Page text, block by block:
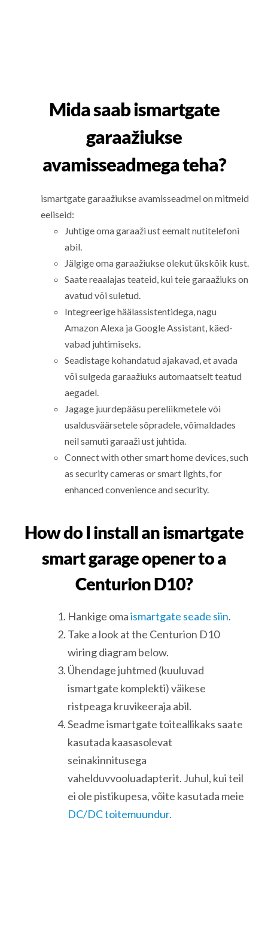
Mida saab ismartgate
garaažiukse
avamisseadmega teha?
ismartgate garaažiukse avamisseadmel on mitmeid
eeliseid:
Juhtige oma garaaži ust eemalt nutitelefoni
abil.
Jälgige oma garaažiukse olekut ükskõik kust.
Saate reaalajas teateid, kui teie garaažiuks on
avatud või suletud.
Integreerige häälassistentidega, nagu
Amazon Alexa ja Google Assistant, käed-
vabad juhtimiseks.
Seadistage kohandatud ajakavad, et avada
või sulgeda garaažiuks automaatselt teatud
aegadel.
Jagage juurdepääsu pereliikmetele või
usaldusväärsetele sõpradele, võimaldades
neil samuti garaaži ust juhtida.
Connect with other smart home devices, such
as security cameras or smart lights, for
enhanced convenience and security.
How do I install an ismartgate
smart garage opener to a
Centurion D10?
Hankige omaismartgate seade siin.
Take a look at the Centurion D10
wiring diagram below.
Ühendage juhtmed (kuuluvad
ismartgate komplekti) väikese
ristpeaga kruvikeeraja abil.
Seadme ismartgate toiteallikaks saate
kasutada kaasasolevat
seinakinnitusega
vahelduvvooluadapterit. Juhul, kui teil
ei ole pistikupesa, võite kasutada meie
DC/DC toitemuundur.